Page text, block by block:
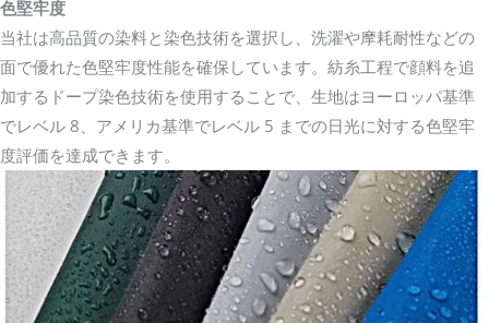
色堅牢度
当社は高品質の染料と染色技術を選択し、洗濯や摩耗耐性などの
面で優れた色堅牢度性能を確保しています。紡糸工程で顔料を追
加するドープ染色技術を使用することで、生地はヨーロッパ基準
でレベル 8、アメリカ基準でレベル 5 までの日光に対する色堅牢
度評価を達成できます。